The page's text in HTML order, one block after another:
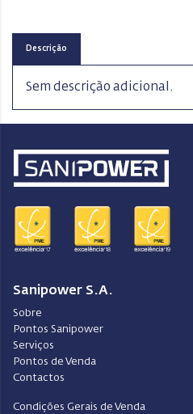
Descrição
Sem descrição adicional.
Sanipower S.A.
Sobre
Pontos Sanipower
Serviços
Pontos de Venda
Contactos
Condições Gerais de Venda